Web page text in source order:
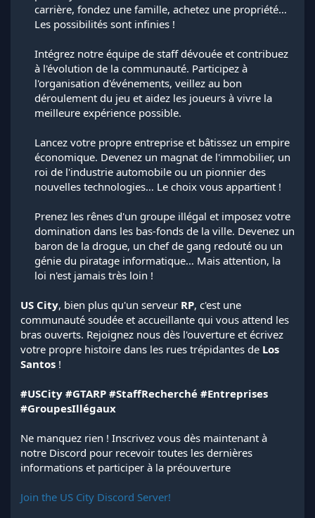
carrière, fondez une famille, achetez une propriété…
Les possibilités sont infinies !​
Intégrez notre équipe de staff dévouée et contribuez
à l'évolution de la communauté. Participez à
l'organisation d'événements, veillez au bon
déroulement du jeu et aidez les joueurs à vivre la
meilleure expérience possible.​
Lancez votre propre entreprise et bâtissez un empire
économique. Devenez un magnat de l'immobilier, un
roi de l'industrie automobile ou un pionnier des
nouvelles technologies… Le choix vous appartient !​
Prenez les rênes d'un groupe illégal et imposez votre
domination dans les bas-fonds de la ville. Devenez un
baron de la drogue, un chef de gang redouté ou un
génie du piratage informatique… Mais attention, la
loi n'est jamais très loin !​
US City, bien plus qu'un serveur RP, c'est une
communauté soudée et accueillante qui vous attend les
bras ouverts. Rejoignez nous dès l'ouverture et écrivez
votre propre histoire dans les rues trépidantes de Los
Santos !
#USCity #GTARP #StaffRecherché #Entreprises
#GroupesIllégaux
Ne manquez rien ! Inscrivez vous dès maintenant à
notre Discord pour recevoir toutes les dernières
informations et participer à la préouverture
Join the US City Discord Server!